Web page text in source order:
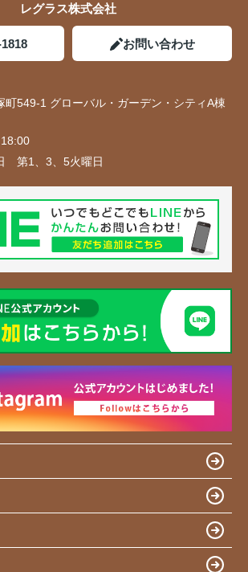
レグラス株式会社
お問い合わせ
町549-1 グローバル・ガーデン・シティA棟
第1、3、5火曜日